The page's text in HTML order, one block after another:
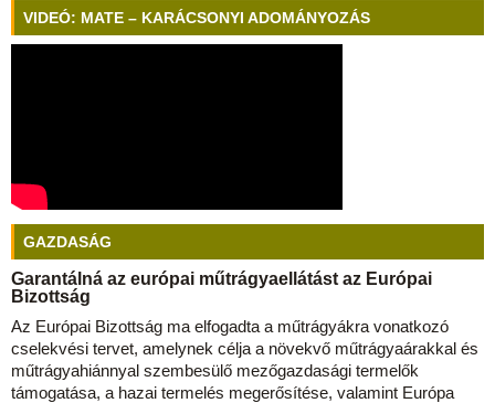
VIDEÓ: MATE – KARÁCSONYI ADOMÁNYOZÁS
GAZDASÁG
Garantálná az európai műtrágyaellátást az Európai
Bizottság
Az Európai Bizottság ma elfogadta a műtrágyákra vonatkozó
cselekvési tervet, amelynek célja a növekvő műtrágyaárakkal és
műtrágyahiánnyal szembesülő mezőgazdasági termelők
támogatása, a hazai termelés megerősítése, valamint Európa